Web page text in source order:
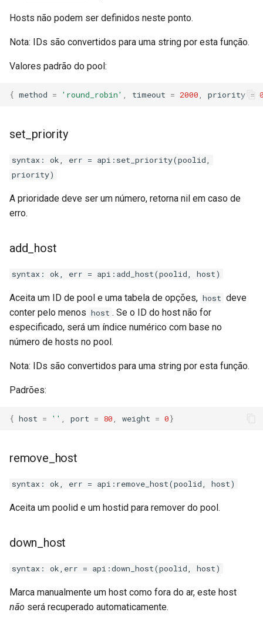
xslt
xss
Hosts não podem ser definidos neste ponto.
Nota: IDs são convertidos para uma string por esta função.
Valores padrão do pool:
{ method = 'round_robin' timeout = 2000 priority =
set_priority
syntax: ok, err = api:set_priority(poolid,
priority)
A prioridade deve ser um número, retorna nil em caso de
erro.
add_host
syntax: ok, err = api:add_host(poolid, host)
Aceita um ID de pool e uma tabela de opções, host deve
conter pelo menos host . Se o ID do host não for
especificado, será um índice numérico com base no
número de hosts no pool.
Nota: IDs são convertidos para uma string por esta função.
Padrões:
{ host = '' port = 80 weight = 0}
remove_host
syntax: ok, err = api:remove_host(poolid, host)
Aceita um poolid e um hostid para remover do pool.
down_host
syntax: ok,err = api:down_host(poolid, host)
Marca manualmente um host como fora do ar, este host
não será recuperado automaticamente.